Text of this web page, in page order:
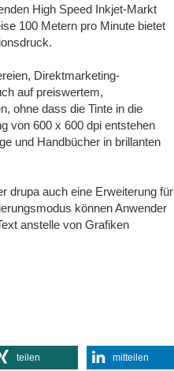
High Speed Inkjet-Markt
100 Metern pro Minute bietet
Direktmarketing-
auf preiswertem,
ohne dass die Tinte in die
von 600 x 600 dpi entstehen
und Handbücher in brillanten
drupa auch eine Erweiterung für
können Anwender
anstelle von Grafiken
teilen mitteilen